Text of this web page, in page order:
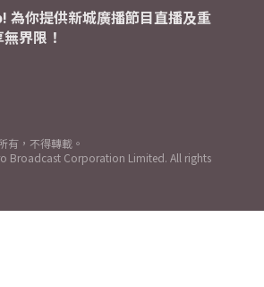
為你提供新城廣播節目直播及重
界限！
有，不得轉載。
Broadcast Corporation Limited. All rights